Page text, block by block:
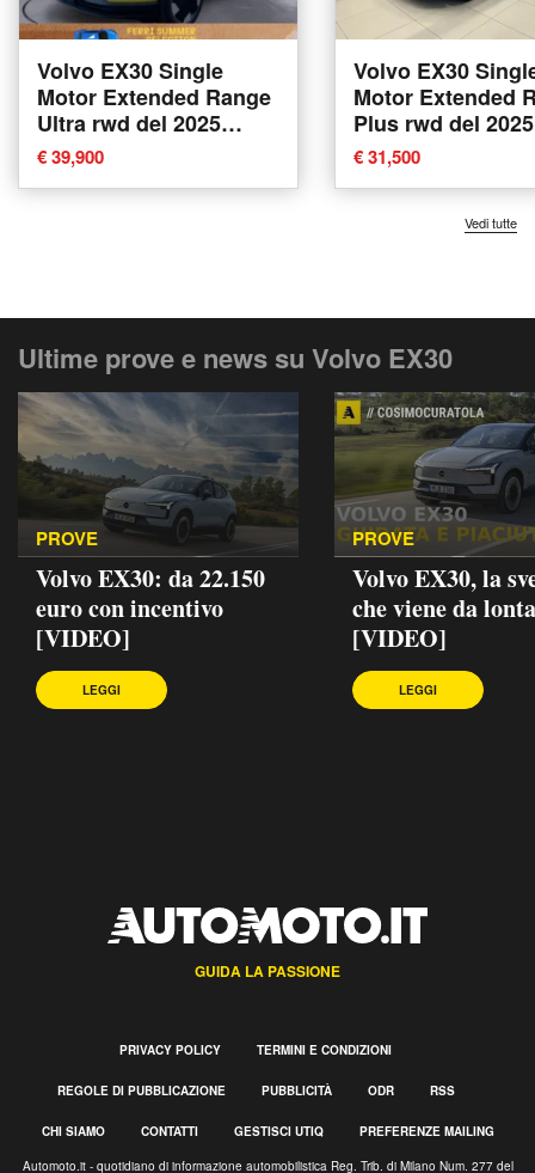
Volvo EX30 Single
Motor Extended Range
Ultra rwd del 2025
usata a Tavagnacco
€ 39,900
Volvo EX30
Motor Extended
Plus rwd del
a Forli'
€ 31,500
Vedi tutte
Ultime prove e news su Volvo EX30
PROVE
Volvo EX30: da 22.150
euro con incentivo
[VIDEO]
LEGGI
PROVE
Volvo EX30, la
che viene da
[VIDEO]
LEGGI
GUIDA LA PASSIONE
PRIVACY POLICY TERMINI E CONDIZIONI
REGOLE DI PUBBLICAZIONE PUBBLICITÀ ODR RSS
CHI SIAMO CONTATTI GESTISCI UTIQ PREFERENZE MAILING
Automoto.it - quotidiano di informazione automobilistica Reg. Trib. di Milano Num. 277 del